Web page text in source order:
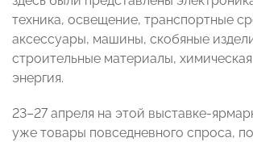
техника, освещение, транспортные
аксессуары, машины, скобяные
строительные материалы,
энергия.
23–27 апреля на этой выставке-
уже товары повседневного спроса,